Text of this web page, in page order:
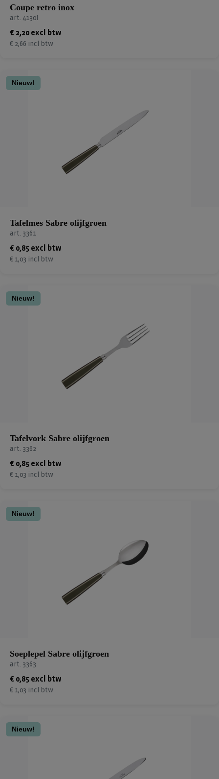
Coupe retro inox
art. 4130I
€ 2,20 excl btw
€ 2,66 incl btw
Nieuw!
Tafelmes Sabre olijfgroen
art. 3361
€ 0,85 excl btw
€ 1,03 incl btw
Nieuw!
Tafelvork Sabre olijfgroen
art. 3362
€ 0,85 excl btw
€ 1,03 incl btw
Nieuw!
Soeplepel Sabre olijfgroen
art. 3363
€ 0,85 excl btw
€ 1,03 incl btw
Nieuw!